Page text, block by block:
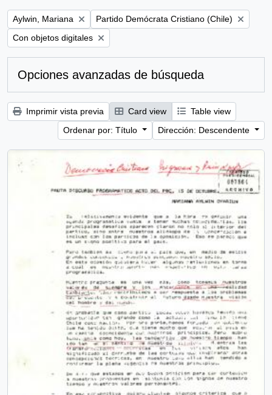
Remove filter:
Aylwin, Mariana Remove filter:
Partido Demócrata Cristiano (Chile)
Remove filter:
Con objetos digitales
Opciones avanzadas de búsqueda
Imprimir vista previa Card view
Table view
Ordenar por: Título
Dirección: Descendente